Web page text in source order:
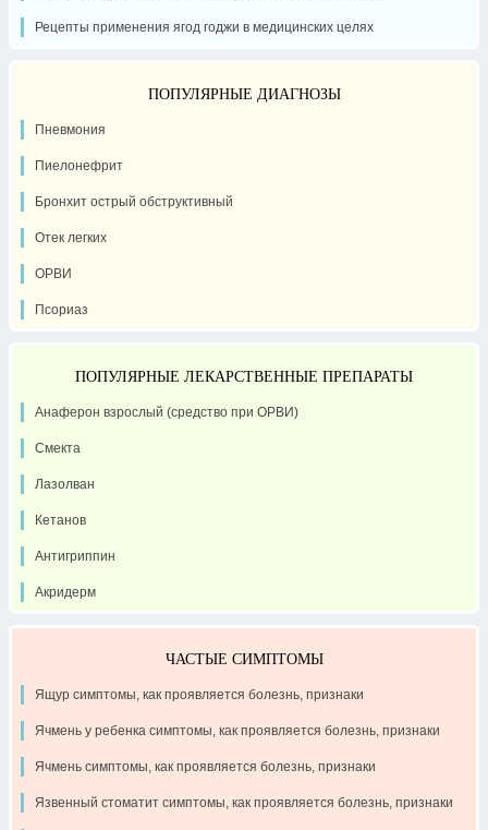
Рецепты применения ягод годжи в медицинских целях
ПОПУЛЯРНЫЕ ДИАГНОЗЫ
Пневмония
Пиелонефрит
Бронхит острый обструктивный
Отек легких
ОРВИ
Псориаз
ПОПУЛЯРНЫЕ ЛЕКАРСТВЕННЫЕ ПРЕПАРАТЫ
Анаферон взрослый (средство при ОРВИ)
Смекта
Лазолван
Кетанов
Антигриппин
Акридерм
ЧАСТЫЕ СИМПТОМЫ
Ящур симптомы, как проявляется болезнь, признаки
Ячмень у ребенка симптомы, как проявляется болезнь, признаки
Ячмень симптомы, как проявляется болезнь, признаки
Язвенный стоматит симптомы, как проявляется болезнь, признаки